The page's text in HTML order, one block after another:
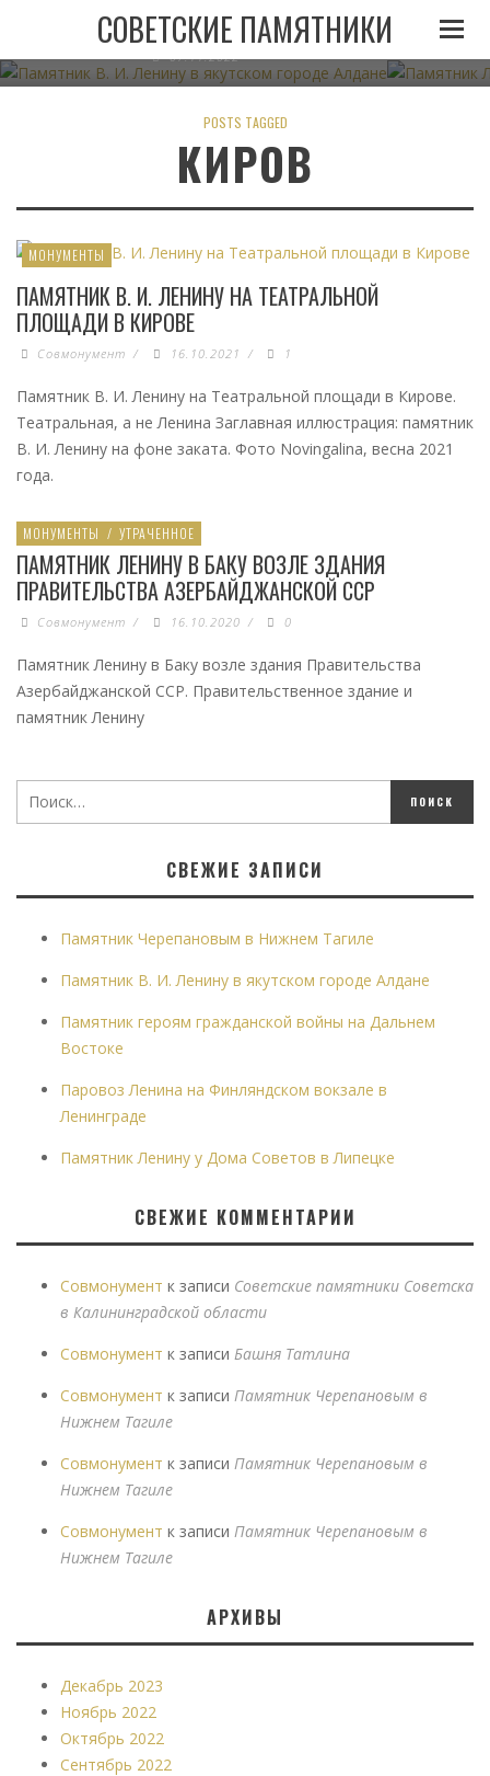
СОВЕТСКИЕ ПАМЯТНИКИ
ПАМЯТНИК В. И. ЛЕНИНУ В ЯКУТСКОМ ГОРОДЕ
АЛДАНЕ
07.11.2022
POSTS TAGGED
КИРОВ
МОНУМЕНТЫ
ПАМЯТНИК В. И. ЛЕНИНУ НА ТЕАТРАЛЬНОЙ
ПЛОЩАДИ В КИРОВЕ
Совмонумент / 16.10.2021 / 1
Памятник В. И. Ленину на Театральной площади в Кирове.
Театральная, а не Ленина Заглавная иллюстрация: памятник
В. И. Ленину на фоне заката. Фото Novingalina, весна 2021
года.
МОНУМЕНТЫ / УТРАЧЕННОЕ
ПАМЯТНИК ЛЕНИНУ В БАКУ ВОЗЛЕ ЗДАНИЯ
ПРАВИТЕЛЬСТВА АЗЕРБАЙДЖАНСКОЙ ССР
Совмонумент / 16.10.2020 / 0
Памятник Ленину в Баку возле здания Правительства
Азербайджанской ССР. Правительственное здание и
памятник Ленину
СВЕЖИЕ ЗАПИСИ
Памятник Черепановым в Нижнем Тагиле
Памятник В. И. Ленину в якутском городе Алдане
Памятник героям гражданской войны на Дальнем
Востоке
Паровоз Ленина на Финляндском вокзале в
Ленинграде
Памятник Ленину у Дома Советов в Липецке
СВЕЖИЕ КОММЕНТАРИИ
Совмонумент к записи Советские памятники Советска
в Калининградской области
Совмонумент к записи Башня Татлина
Совмонумент к записи Памятник Черепановым в
Нижнем Тагиле
Совмонумент к записи Памятник Черепановым в
Нижнем Тагиле
Совмонумент к записи Памятник Черепановым в
Нижнем Тагиле
АРХИВЫ
Декабрь 2023
Ноябрь 2022
Октябрь 2022
Сентябрь 2022